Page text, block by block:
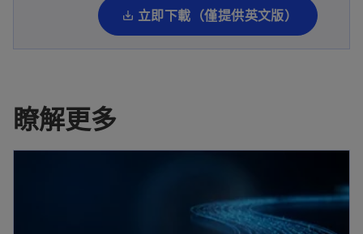
立即下載（僅提供英文版）
籤
中
瞭解更多